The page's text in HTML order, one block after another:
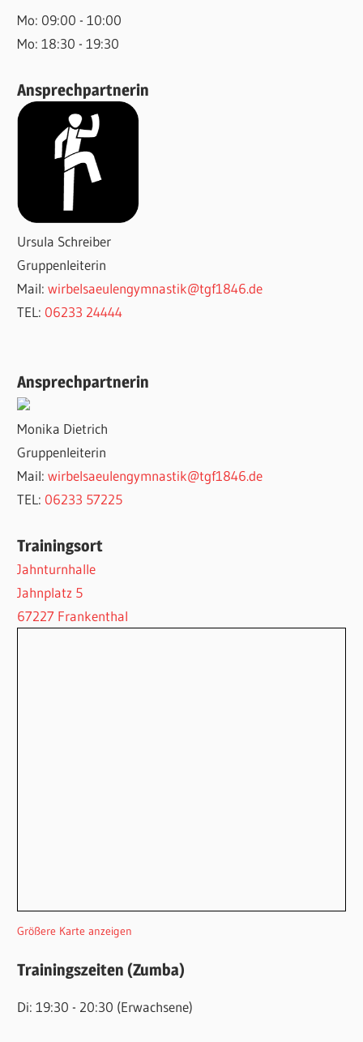
Mo: 09:00 - 10:00
Mo: 18:30 - 19:30
Ansprechpartnerin
Ursula Schreiber
Gruppenleiterin
Mail:wirbelsaeulengymnastik@tgf1846.de
TEL: 06233 24444
Ansprechpartnerin
Monika Dietrich
Gruppenleiterin
Mail:wirbelsaeulengymnastik@tgf1846.de
TEL: 06233 57225
Trainingsort
Jahnturnhalle
Jahnplatz 5
67227 Frankenthal
Größere Karte anzeigen
Trainingszeiten (Zumba)
Di: 19:30 - 20:30 (Erwachsene)